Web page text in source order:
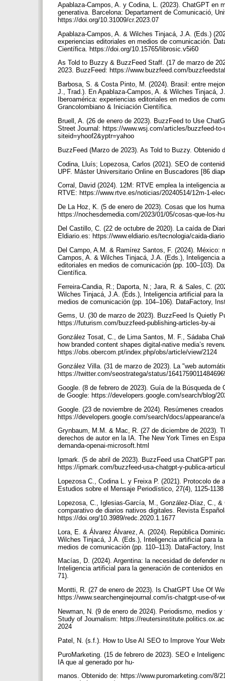
Apablaza-Campos, A. y Codina, L. (2023). ChatGPT en
generativa. Barcelona: Departament de Comunicació,
https://doi.org/10.31009/cr.2023.07
Apablaza-Campos, A. & Wilches Tinjacá, J.A. (Eds.)
experiencias editoriales en medios de comunicación.
Científica. https://doi.org/10.15765/librosic.v5i60
As Told to Buzzy & BuzzFeed Staff. (17 de marzo de
2023. BuzzFeed: https://www.buzzfeed.com/
Barbosa, S. & Costa Pinto, M. (2024). Brasil: entre
J., Trad.). En Apablaza-Campos, A. & Wilches Tinjacá,
Iberoamérica: experiencias editoriales en medios de
Grancolombiano & Iniciación Científica.
Bruell, A. (26 de enero de 2023). BuzzFeed to Use
Street Journal: https://www.wsj.com/articles/buzzfeed-
siteid=yhoof2&yptr=yahoo
BuzzFeed (Marzo de 2023). As Told to Buzzy.
Codina, Lluís; Lopezosa, Carlos (2021). SEO de
UPF. Máster Universitario Online en Buscadores [86
Corral, David (2024). 12M: RTVE emplea la inteligencia
RTVE: https://www.rtve.es/noticias/20240514/12m-1-
De La Hoz, K. (5 de enero de 2023). Cosas que los
https://nochesdemedia.com/2023/01/05/cosas-que-los-
Del Castillo, C. (22 de octubre de 2020). La caída de
Eldiario.es: https://www.eldiario.es/tecnologia/caida-
Del Campo, A.M. & Ramírez Santos, F. (2024). México:
Campos, A. & Wilches Tinjacá, J.A. (Eds.), Inteligencia
editoriales en medios de comunicación (pp. 100–103).
Científica.
Ferreira-Candia, R.; Daporta, N.; Jara, R. & Sales, C.
Wilches Tinjacá, J.A. (Eds.), Inteligencia artificial para
medios de comunicación (pp. 104–106). DataFactory,
Gems, U. (30 de marzo de 2023). BuzzFeed Is Quietly
https://futurism.com/buzzfeed-publishing-articles-by-ai
González Tosat, C., de Lima Santos, M. F., Sádaba
how branded content shapes digital-native media’s
https://obs.obercom.pt/index.php/obs/article/view/2124
González Villa. (31 de marzo de 2023). La "web
https://twitter.com/seostratega/status/
Google. (8 de febrero de 2023). Guía de la Búsqueda
de Google: https://developers.google.com/search/blog/
Google. (23 de noviembre de 2024). Resúmenes
https://developers.google.com/search/docs/appearance/
Grynbaum, M.M. & Mac, R. (27 de diciembre de 2023).
derechos de autor en la IA. The New York Times en
demanda-openai-microsoft.html
Ipmark. (5 de abril de 2023). BuzzFeed usa ChatGPT
https://ipmark.com/buzzfeed-usa-chatgpt-y-publica-
Lopezosa C., Codina L. y Freixa P. (2021). Protocolo
Estudios sobre el Mensaje Periodístico, 27(4), 1125-
Lopezosa, C., Iglesias-García, M., González-Díaz, C.,
comparativo de diarios nativos digitales. Revista
https://doi.org/10.3989/redc.2020.1.1677
Lora, E. & Álvarez Álvarez, A. (2024). República
Wilches Tinjacá, J.A. (Eds.), Inteligencia artificial para
medios de comunicación (pp. 110–113). DataFactory,
Macías, D. (2024). Argentina: la necesidad de defender
Inteligencia artificial para la generación de contenidos
71).
Montti, R. (27 de enero de 2023). Is ChatGPT Use Of
https://www.searchenginejournal.com/is-chatgpt-use-of-
Newman, N. (9 de enero de 2024). Periodismo, medios
Study of Journalism: https://
2024
Patel, N. (s.f.). How to Use AI SEO to Improve Your
PuroMarketing. (15 de febrero de 2023). SEO e
IA que al generado por hu-
manos. Obtenido de: https://www.puromarketing.com/8/